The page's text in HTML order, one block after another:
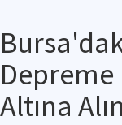
Depreme
Altına